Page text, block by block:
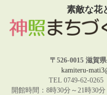
素敵な花
〒526-0015 滋賀
kamiteru-
TEL 0749-62-
開館時間：8時30分～21時30